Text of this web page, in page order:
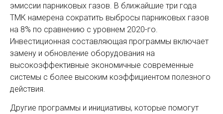
эмиссии парниковых газов. В ближайшие три года
ТМК намерена сократить выбросы парниковых газов
на 8% по сравнению с уровнем 2020-го.
Инвестиционная составляющая программы включает
замену и обновление оборудования на
высокоэффективные экономичные современные
системы с более высоким коэффициентом полезного
действия.
Другие программы и инициативы, которые помогут